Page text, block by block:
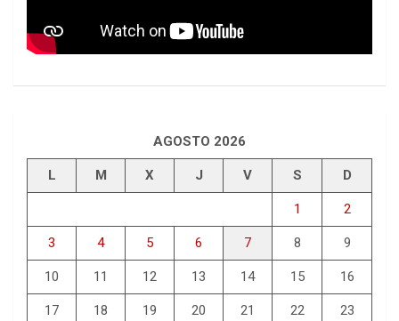
AGOSTO 2026
L M X J V S D
1 2
3 4 5 6 7 8 9
10 11 12 13 14 15 16
17 18 19 20 21 22 23